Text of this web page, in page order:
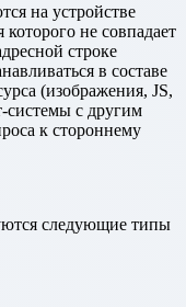
на устройстве
не совпадает
строке
в составе
(изображения, JS,
системы с другим
к стороннему
следующие типы